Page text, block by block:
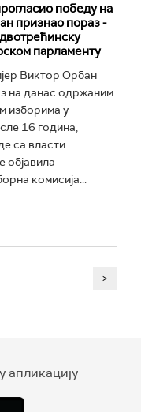
победу на
признао пораз -
парламенту
Виктор Орбан
на данас одржаним
изборима у
16 година,
са власти.
објавила
комисија...
>